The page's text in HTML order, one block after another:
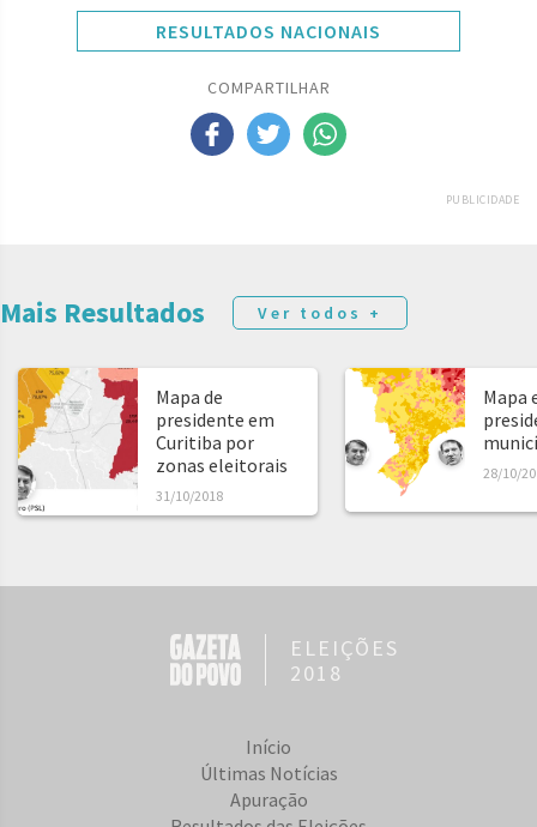
RESULTADOS NACIONAIS
COMPARTILHAR
PUBLICIDADE
Mais Resultados Ver todos +
Mapa de
presidente em
Curitiba por
zonas eleitorais
31/10/2018
Mapa
28/10/
ELEIÇÕES
2018
Início
Últimas Notícias
Apuração